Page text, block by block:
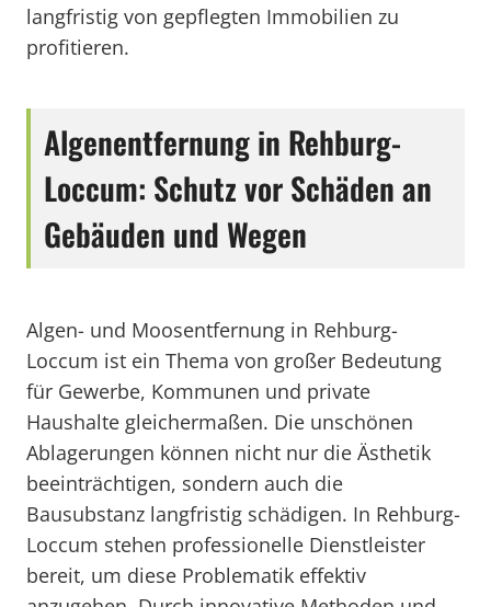
langfristig von gepflegten Immobilien zu
profitieren.
Algenentfernung in Rehburg-
Loccum: Schutz vor Schäden an
Gebäuden und Wegen
Algen- und Moosentfernung in Rehburg-
Loccum ist ein Thema von großer Bedeutung
für Gewerbe, Kommunen und private
Haushalte gleichermaßen. Die unschönen
Ablagerungen können nicht nur die Ästhetik
beeinträchtigen, sondern auch die
Bausubstanz langfristig schädigen. In Rehburg-
Loccum stehen professionelle Dienstleister
bereit, um diese Problematik effektiv